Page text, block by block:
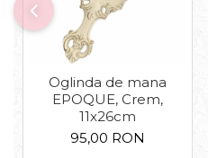
Oglinda de mana
EPOQUE, Crem,
11x26cm
95,00 RON